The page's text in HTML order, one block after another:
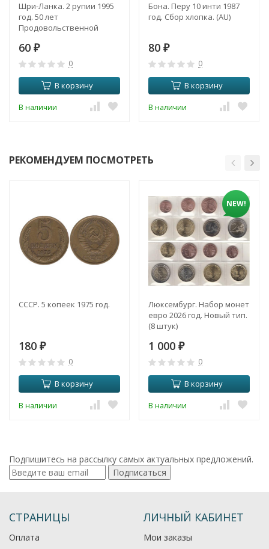
Шри-Ланка. 2 рупии 1995
год. 50 лет
Продовольственной
60 ₽
0
В корзину
В наличии
Бона. Перу 10 инти 1987
год. Сбор хлопка. (AU)
80 ₽
0
В корзину
В наличии
РЕКОМЕНДУЕМ ПОСМОТРЕТЬ
СССР. 5 копеек 1975 год.
180 ₽
0
В корзину
В наличии
NEW!
Люксембург. Набор монет
евро 2026 год. Новый тип.
(8 штук)
1 000 ₽
0
В корзину
В наличии
Подпишитесь на рассылку самых актуальных предложений.
Подписаться
СТРАНИЦЫ
Оплата
ЛИЧНЫЙ КАБИНЕТ
Мои заказы